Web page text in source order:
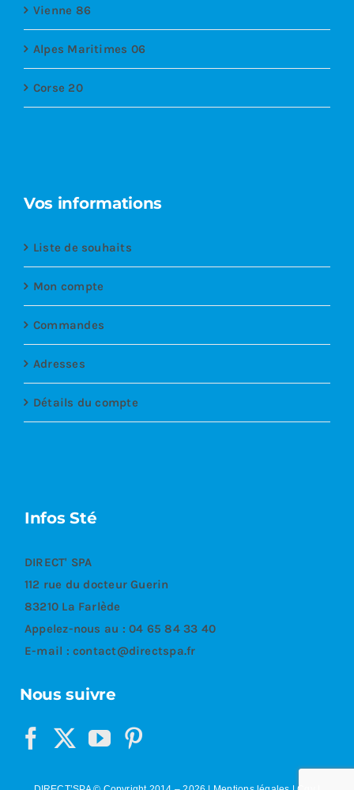
Vienne 86
Alpes Maritimes 06
Corse 20
Vos informations
Liste de souhaits
Mon compte
Commandes
Adresses
Détails du compte
Infos Sté
DIRECT' SPA
112 rue du docteur Guerin
83210 La Farlède
Appelez-nous au :04 65 84 33 40
E-mail :contact@directspa.fr
Nous suivre